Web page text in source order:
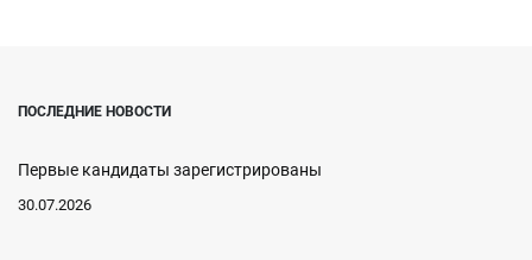
ПОСЛЕДНИЕ НОВОСТИ
Первые кандидаты зарегистрированы
30.07.2026